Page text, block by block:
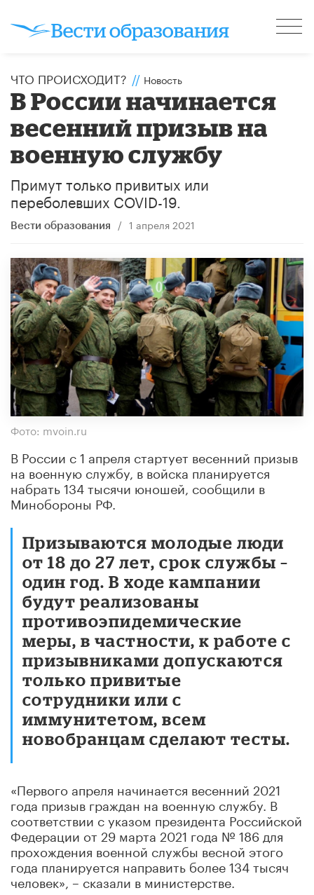
ЧТО ПРОИСХОДИТ? // Новость
В России начинается
весенний призыв на
военную службу
Примут только привитых или
переболевших COVID-19.
Вести образования / 1 апреля 2021
Фото: mvoin.ru
В России с 1 апреля стартует весенний призыв
на военную службу, в войска планируется
набрать 134 тысячи юношей, сообщили в
Минобороны РФ.
Призываются молодые люди
от 18 до 27 лет, срок службы –
один год. В ходе кампании
будут реализованы
противоэпидемические
меры, в частности, к работе с
призывниками допускаются
только привитые
сотрудники или с
иммунитетом, всем
новобранцам сделают тесты.
«Первого апреля начинается весенний 2021
года призыв граждан на военную службу. В
соответствии с указом президента Российской
Федерации от 29 марта 2021 года № 186 для
прохождения военной службы весной этого
года планируется направить более 134 тысяч
человек», – сказали в министерстве.